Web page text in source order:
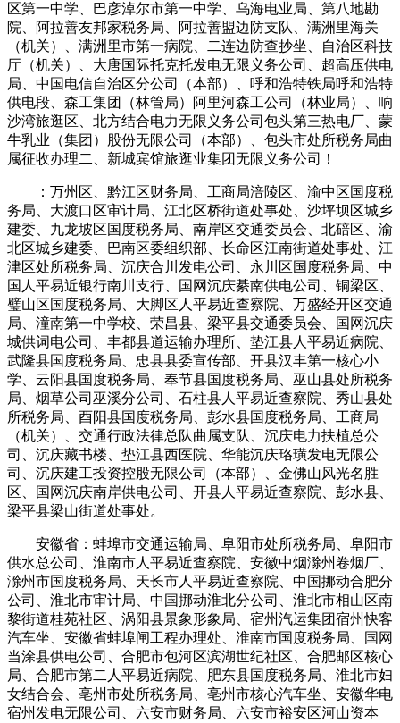
区第一中学、巴彦淖尔市第一中学、乌海电业局、第八地勘
院、阿拉善友邦家税务局、阿拉善盟边防支队、满洲里海关
（机关）、满洲里市第一病院、二连边防查抄坐、自治区科技
厅（机关）、大唐国际托克托发电无限义务公司、超高压供电
局、中国电信自治区分公司（本部）、呼和浩特铁局呼和浩特
供电段、森工集团（林管局）阿里河森工公司（林业局）、响
沙湾旅逛区、北方结合电力无限义务公司包头第三热电厂、蒙
牛乳业（集团）股份无限公司（本部）、包头市处所税务局曲
属征收办理二、新城宾馆旅逛业集团无限义务公司！
：万州区、黔江区财务局、工商局涪陵区、渝中区国度税
务局、大渡口区审计局、江北区桥街道处事处、沙坪坝区城乡
建委、九龙坡区国度税务局、南岸区交通委员会、北碚区、渝
北区城乡建委、巴南区委组织部、长命区江南街道处事处、江
津区处所税务局、沉庆合川发电公司、永川区国度税务局、中
国人平易近银行南川支行、国网沉庆綦南供电公司、铜梁区、
璧山区国度税务局、大脚区人平易近查察院、万盛经开区交通
局、潼南第一中学校、荣昌县、梁平县交通委员会、国网沉庆
城供词电公司、丰都县道运输办理所、垫江县人平易近病院、
武隆县国度税务局、忠县县委宣传部、开县汉丰第一核心小
学、云阳县国度税务局、奉节县国度税务局、巫山县处所税务
局、烟草公司巫溪分公司、石柱县人平易近查察院、秀山县处
所税务局、酉阳县国度税务局、彭水县国度税务局、工商局
（机关）、交通行政法律总队曲属支队、沉庆电力扶植总公
司、沉庆藏书楼、垫江县西医院、华能沉庆珞璜发电无限公
司、沉庆建工投资控股无限公司（本部）、金佛山风光名胜
区、国网沉庆南岸供电公司、开县人平易近查察院、彭水县、
梁平县梁山街道处事处。
安徽省：蚌埠市交通运输局、阜阳市处所税务局、阜阳市
供水总公司、淮南市人平易近查察院、安徽中烟滁州卷烟厂、
滁州市国度税务局、天长市人平易近查察院、中国挪动合肥分
公司、淮北市审计局、中国挪动淮北分公司、淮北市相山区南
黎街道桂苑社区、涡阳县景象形象局、宿州汽运集团宿州快客
汽车坐、安徽省蚌埠闸工程办理处、淮南市国度税务局、国网
当涂县供电公司、合肥市包河区滨湖世纪社区、合肥邮区核心
局、合肥市第二人平易近病院、肥东县国度税务局、淮北市妇
女结合会、亳州市处所税务局、亳州市核心汽车坐、安徽华电
宿州发电无限公司、六安市财务局、六安市裕安区河山资本